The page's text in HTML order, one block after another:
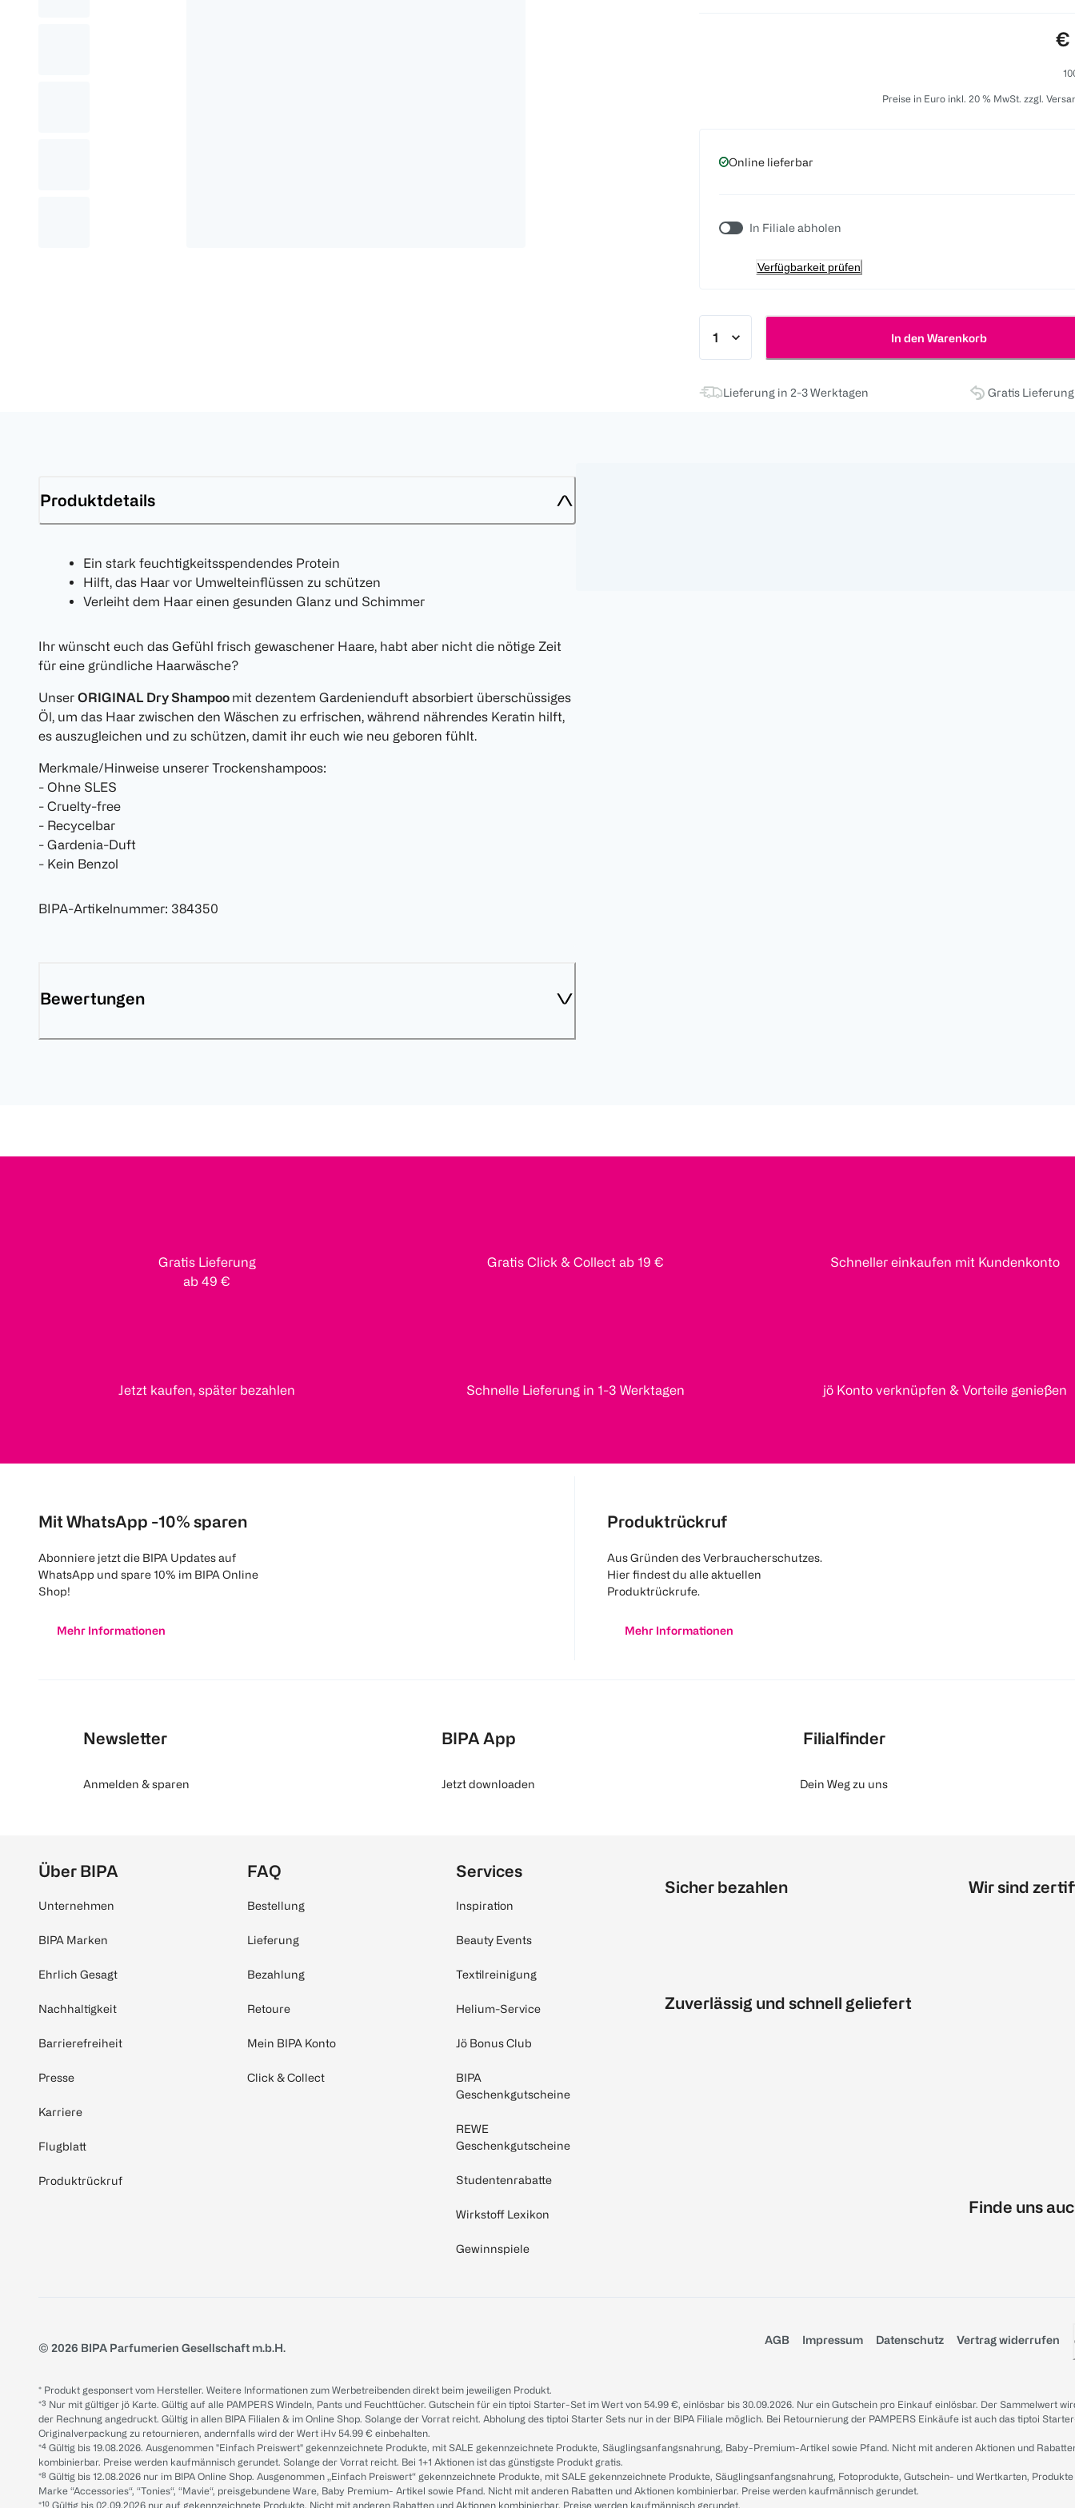
€
Preise in Euro inkl. 20 % MwSt. zzgl.
Online lieferbar
In Filiale abholen
Verfügbarkeit prüfen
In den Warenkorb
Lieferung in 2-3 Werktagen Gratis
Produktdetails
Ein stark feuchtigkeitsspendendes Protein
Hilft, das Haar vor Umwelteinflüssen zu schützen
Verleiht dem Haar einen gesunden Glanz und Schimmer
Ihr wünscht euch das Gefühl frisch gewaschener Haare, habt aber nicht die nötige Zeit
für eine gründliche Haarwäsche?
Unser ORIGINAL Dry Shampoo mit dezentem Gardenienduft absorbiert überschüssiges
Öl, um das Haar zwischen den Wäschen zu erfrischen, während nährendes Keratin hilft,
es auszugleichen und zu schützen, damit ihr euch wie neu geboren fühlt.
Merkmale/Hinweise unserer Trockenshampoos:
- Ohne SLES
- Cruelty-free
- Recycelbar
- Gardenia-Duft
- Kein Benzol
BIPA-Artikelnummer: 384350
Bewertungen
Gratis Lieferung
ab 49 €
Gratis Click & Collect ab 19 € Schneller einkaufen mit Kundenkonto
Jetzt kaufen, später bezahlen Schnelle Lieferung in 1-3 Werktagen jö Konto verknüpfen & Vorteile genießen
Mit WhatsApp -10% sparen
Abonniere jetzt die BIPA Updates auf
WhatsApp und spare 10% im BIPA Online
Shop!
Mehr Informationen
Produktrückruf
Aus Gründen des Verbraucherschutzes.
Hier findest du alle aktuellen
Produktrückrufe.
Mehr Informationen
Newsletter
Anmelden & sparen
BIPA App
Jetzt downloaden
Filialfinder
Dein Weg zu uns
Über BIPA
Unternehmen
BIPA Marken
Ehrlich Gesagt
Nachhaltigkeit
Barrierefreiheit
Presse
Karriere
Flugblatt
Produktrückruf
FAQ
Bestellung
Lieferung
Bezahlung
Retoure
Mein BIPA Konto
Click & Collect
Services
Inspiration
Beauty Events
Textilreinigung
Helium-Service
Jö Bonus Club
BIPA
Geschenkgutscheine
REWE
Geschenkgutscheine
Studentenrabatte
Wirkstoff Lexikon
Gewinnspiele
Sicher bezahlen
Zuverlässig und schnell geliefert
Wir sind
Finde uns
© 2026 BIPA Parfumerien Gesellschaft m.b.H.
AGB Impressum Datenschutz Vertrag widerrufen
* Produkt gesponsert vom Hersteller. Weitere Informationen zum Werbetreibenden direkt beim jeweiligen Produkt.
*³ Nur mit gültiger jö Karte. Gültig auf alle PAMPERS Windeln, Pants und Feuchttücher. Gutschein für ein tiptoi Starter-Set im Wert von 54.99 €, einlösbar bis 30.09.2026. Nur ein Gutschein pro Einkauf einlösbar. Der Sammelwert
der Rechnung angedruckt. Gültig in allen BIPA Filialen & im Online Shop. Solange der Vorrat reicht. Abholung des tiptoi Starter Sets nur in der BIPA Filiale möglich. Bei Retournierung der PAMPERS Einkäufe ist auch das tiptoi
Originalverpackung zu retournieren, andernfalls wird der Wert iHv 54.99 € einbehalten.
*⁴ Gültig bis 19.08.2026. Ausgenommen "Einfach Preiswert" gekennzeichnete Produkte, mit SALE gekennzeichnete Produkte, Säuglingsanfangsnahrung, Baby-Premium-Artikel sowie Pfand. Nicht mit anderen Aktionen und
kombinierbar. Preise werden kaufmännisch gerundet. Solange der Vorrat reicht. Bei 1+1 Aktionen ist das günstigste Produkt gratis.
*⁸ Gültig bis 12.08.2026 nur im BIPA Online Shop. Ausgenommen „Einfach Preiswert“ gekennzeichnete Produkte, mit SALE gekennzeichnete Produkte, Säuglingsanfangsnahrung, Fotoprodukte, Gutschein- und Wertkarten,
Marke “Accessories“, “Tonies“, “Mavie“, preisgebundene Ware, Baby Premium- Artikel sowie Pfand. Nicht mit anderen Rabatten und Aktionen kombinierbar. Preise werden kaufmännisch gerundet.
*¹⁰ Gültig bis 02.09.2026 nur auf gekennzeichnete Produkte. Nicht mit anderen Rabatten und Aktionen kombinierbar. Preise werden kaufmännisch gerundet.